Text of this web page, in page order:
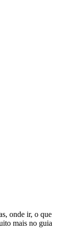
onde ir, o que
mais no guia